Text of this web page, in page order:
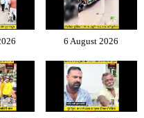
6 August 2026